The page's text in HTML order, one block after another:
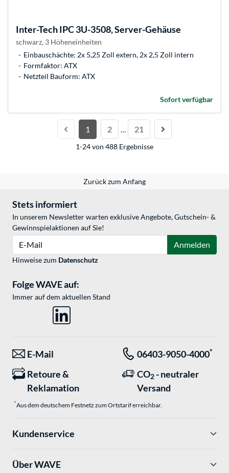
Inter-TechIPC 3U-3508, Server-Gehäuse
schwarz, 3 Höheneinheiten
Einbauschächte: 2x 5,25 Zoll extern, 2x 2,5 Zoll intern
Formfaktor: ATX
Netzteil Bauform: ATX
Sofort verfügbar
1 2 … 21
1-24 von 488 Ergebnisse
Zurück zum Anfang
Stets informiert
In unserem Newsletter warten exklusive Angebote, Gutschein- &
Gewinnspielaktionen auf Sie!
Anmelden
Hinweise zum Datenschutz
Folge WAVE auf:
Immer auf dem aktuellen Stand
E-Mail 06403-9050-4000*
Retoure &
Reklamation
CO2 - neutraler
Versand
*Aus dem deutschem Festnetz zum Ortstarif erreichbar.
Kundenservice
Über WAVE